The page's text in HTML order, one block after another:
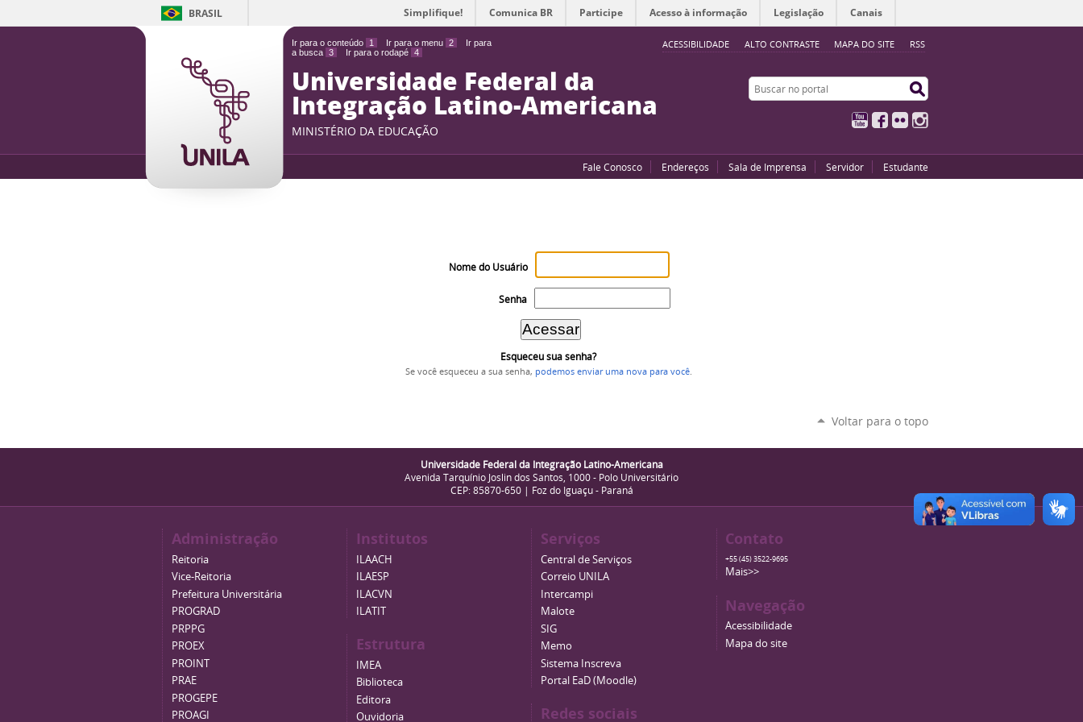
Ir para o conteúdo 1 Ir para o menu 2
Ir para
a busca 3 Ir para o rodapé 4
ACESSIBILIDADE ALTO CONTRASTE MAPA DO SITE RSS
BRASIL Simplifique! Comunica BR Participe Acesso à informação Legislação Canais
Universidade Federal da
Integração Latino-Americana
MINISTÉRIO DA EDUCAÇÃO
Buscar no portal
YouTubeFacebook
Flickr
Fale Conosco Endereços Sala de Imprensa Servidor Estudante
Nome do Usuário
Senha
Esqueceu sua senha?
Se você esqueceu a sua senha, podemos enviar uma nova para você.
Voltar para o topo
Universidade Federal da Integração Latino-Americana
Avenida Tarquínio Joslin dos Santos, 1000 - Polo Universitário
CEP: 85870-650 | Foz do Iguaçu - Paraná
Administração
Reitoria
Vice-Reitoria
Prefeitura Universitária
PROGRAD
PRPPG
PROEX
PROINT
PRAE
PROGEPE
PROAGI
Institutos
ILAACH
ILAESP
ILACVN
ILATIT
Estrutura
IMEA
Biblioteca
Editora
Ouvidoria
Serviços
Central de Serviços
Correio UNILA
Intercampi
Malote
SIG
Memo
Sistema Inscreva
Portal EaD (Moodle)
Redes sociais
Contato
+55 (45) 3522-9695
Mais>>
Navegação
Acessibilidade
Mapa do site